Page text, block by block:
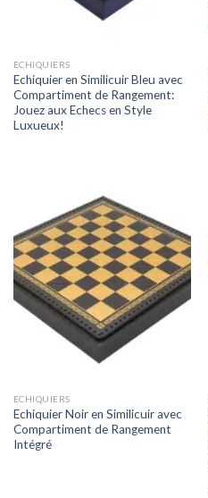
ECHIQUIERS
Echiquier en Similicuir Bleu avec
Compartiment de Rangement:
Jouez aux Echecs en Style
Luxueux!
ECHIQUIERS
Echiquier Noir en Similicuir avec
Compartiment de Rangement
Intégré